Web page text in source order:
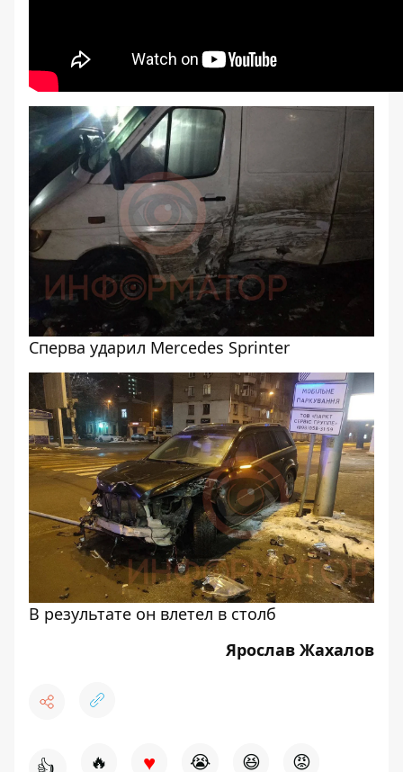
Сперва ударил Mercedes Sprinter
В результате он влетел в столб
Ярослав Жахалов
👍 🔥 ♥ 😭 😆 😡